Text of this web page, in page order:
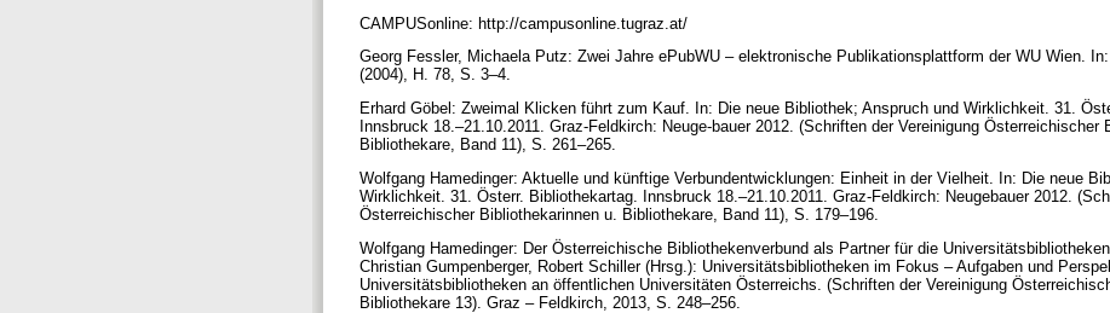
CAMPUSonline: http://campusonline.tugraz.at/
Georg Fessler, Michaela Putz: Zwei Jahre ePubWU – elektronische Publikationsplattform der WU Wien.
(2004), H. 78, S. 3–4.
Erhard Göbel: Zweimal Klicken führt zum Kauf. In: Die neue Bibliothek; Anspruch und Wirklichkeit. 31.
Innsbruck 18.–21.10.2011. Graz-Feldkirch: Neuge-bauer 2012. (Schriften der Vereinigung Österreichischer
Bibliothekare, Band 11), S. 261–265.
Wolfgang Hamedinger: Aktuelle und künftige Verbundentwicklungen: Einheit in der Vielheit. In: Die neue
Wirklichkeit. 31. Österr. Bibliothekartag. Innsbruck 18.–21.10.2011. Graz-Feldkirch: Neugebauer 2012.
Österreichischer Bibliothekarinnen u. Bibliothekare, Band 11), S. 179–196.
Wolfgang Hamedinger: Der Österreichische Bibliothekenverbund als Partner für die
Christian Gumpenberger, Robert Schiller (Hrsg.): Universitätsbibliotheken im Fokus – Aufgaben und
Universitätsbibliotheken an öffentlichen Universitäten Österreichs. (Schriften der Vereinigung
Bibliothekare 13). Graz – Feldkirch, 2013, S. 248–256.